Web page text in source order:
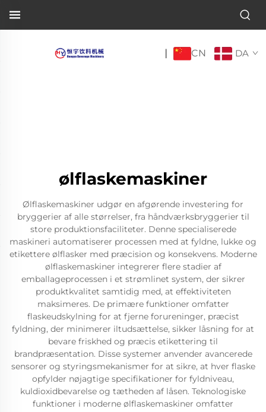
| CN DA
ølflaskemaskiner
Ølflaskemaskiner udgør en afgørende investering for
bryggerier af alle størrelser, fra håndværksbryggerier til
store produktionsfaciliteter. Denne specialiserede
maskineri automatiserer processen med at fyldne, lukke og
etikettere ølflasker med præcision og konsekvens. Moderne
ølflaskemaskiner integrerer flere stadier af
emballageprocessen i et strømlinet system, der sikrer
produktkvalitet samtidig med, at effektiviteten
maksimeres. De primære funktioner omfatter
flaskeudskylning for at fjerne forureninger, præcist
fyldning, der minimerer iltudsættelse, sikker låsning for at
bevare friskhed og præcis etikettering til
brandpræsentation. Disse systemer anvender avancerede
sensorer og styringsmekanismer for at sikre, at hver flaske
opfylder nøjagtige specifikationer for fyldniveau,
kuldioxidbevarelse og tætheden af låsen. Teknologiske
funktioner i moderne ølflaskemaskiner omfatter